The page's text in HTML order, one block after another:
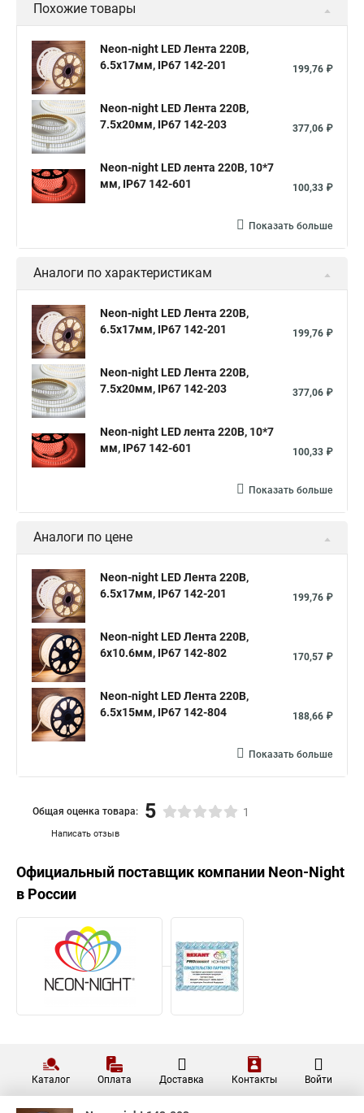
Похожие товары
Neon-night LED Лента 220В,
6.5x17мм, IP67 142-201
199,76 ₽
Neon-night LED Лента 220В,
7.5x20мм, IP67 142-203
377,06 ₽
Neon-night LED лента 220В, 10*7
мм, IP67 142-601
100,33 ₽
Показать больше
Аналоги по характеристикам
Neon-night LED Лента 220В,
6.5x17мм, IP67 142-201
199,76 ₽
Neon-night LED Лента 220В,
7.5x20мм, IP67 142-203
377,06 ₽
Neon-night LED лента 220В, 10*7
мм, IP67 142-601
100,33 ₽
Показать больше
Аналоги по цене
Neon-night LED Лента 220В,
6.5x17мм, IP67 142-201
199,76 ₽
Neon-night LED Лента 220В,
6x10.6мм, IP67 142-802
170,57 ₽
Neon-night LED Лента 220В,
6.5x15мм, IP67 142-804
188,66 ₽
Показать больше
Написать отзыв
Общая оценка товара: 5 1
Официальный поставщик компании Neon-Night
в России
Каталог Оплата Доставка Контакты Войти